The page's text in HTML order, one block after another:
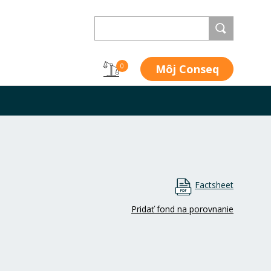
0 Môj Conseq
Factsheet
Pridať fond na porovnanie